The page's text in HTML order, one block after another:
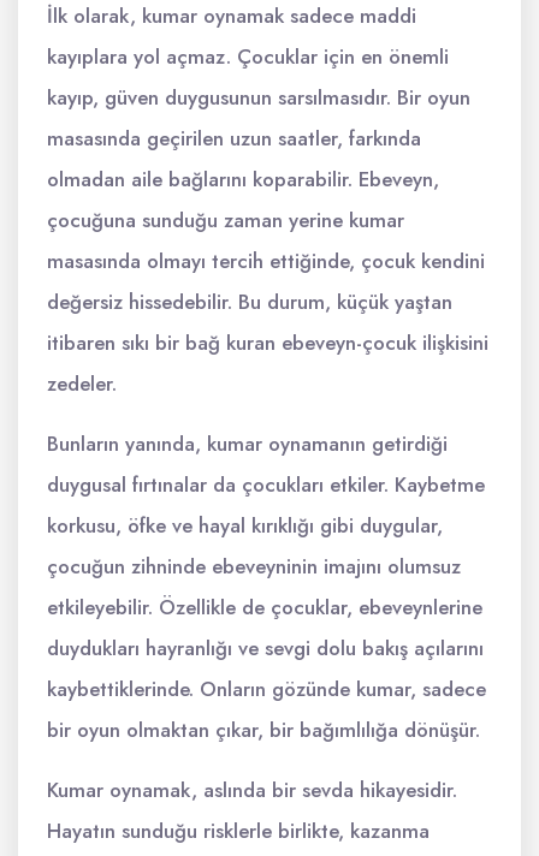
İlk olarak, kumar oynamak sadece maddi
kayıplara yol açmaz. Çocuklar için en önemli
kayıp, güven duygusunun sarsılmasıdır. Bir oyun
masasında geçirilen uzun saatler, farkında
olmadan aile bağlarını koparabilir. Ebeveyn,
çocuğuna sunduğu zaman yerine kumar
masasında olmayı tercih ettiğinde, çocuk kendini
değersiz hissedebilir. Bu durum, küçük yaştan
itibaren sıkı bir bağ kuran ebeveyn-çocuk ilişkisini
zedeler.
Bunların yanında, kumar oynamanın getirdiği
duygusal fırtınalar da çocukları etkiler. Kaybetme
korkusu, öfke ve hayal kırıklığı gibi duygular,
çocuğun zihninde ebeveyninin imajını olumsuz
etkileyebilir. Özellikle de çocuklar, ebeveynlerine
duydukları hayranlığı ve sevgi dolu bakış açılarını
kaybettiklerinde. Onların gözünde kumar, sadece
bir oyun olmaktan çıkar, bir bağımlılığa dönüşür.
Kumar oynamak, aslında bir sevda hikayesidir.
Hayatın sunduğu risklerle birlikte, kazanma